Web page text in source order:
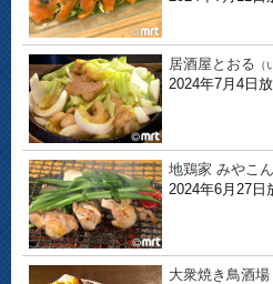
居酒屋とおる （
2024年7月4日放
地鶏家 みやこ
2024年6月27日
大衆焼き鳥酒